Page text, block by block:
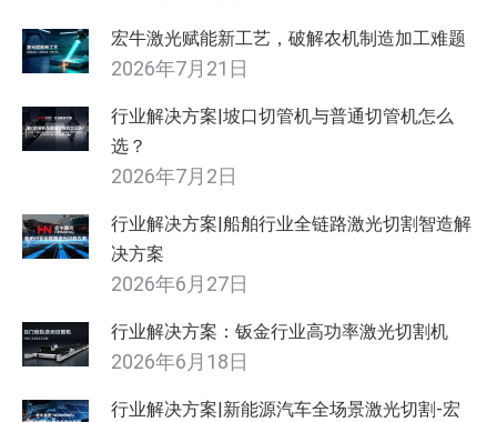
宏牛激光赋能新工艺，破解农机制造加工难题
2026年7月21日
行业解决方案|坡口切管机与普通切管机怎么
选？
2026年7月2日
行业解决方案|船舶行业全链路激光切割智造解
决方案
2026年6月27日
行业解决方案：钣金行业高功率激光切割机
2026年6月18日
行业解决方案|新能源汽车全场景激光切割-宏